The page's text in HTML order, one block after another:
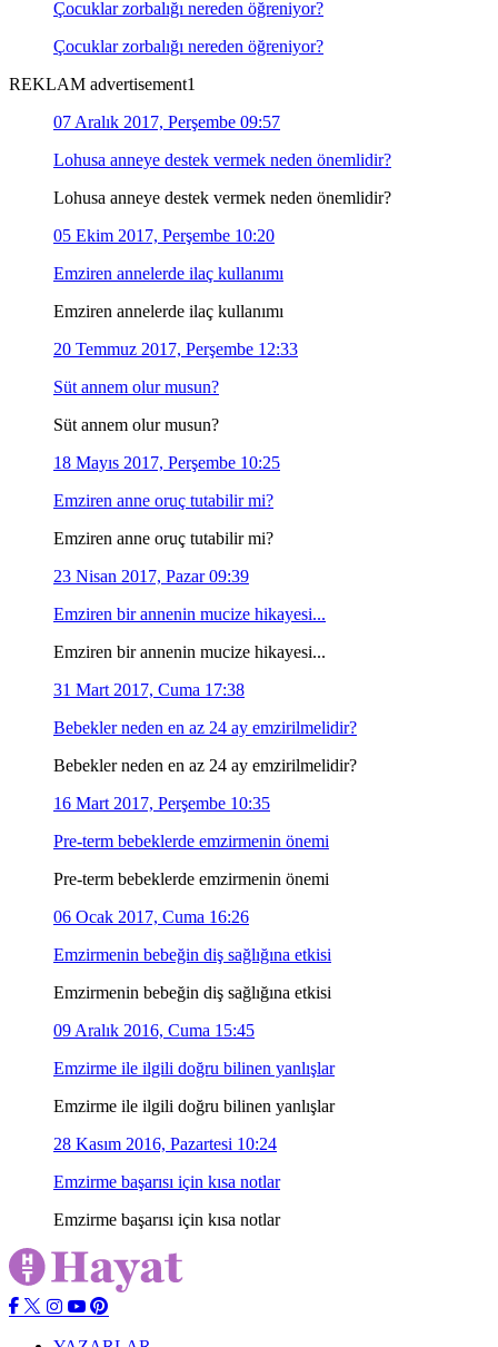
Çocuklar zorbalığı nereden öğreniyor?
Çocuklar zorbalığı nereden öğreniyor?
REKLAM advertisement1
07 Aralık 2017, Perşembe 09:57
Lohusa anneye destek vermek neden önemlidir?
Lohusa anneye destek vermek neden önemlidir?
05 Ekim 2017, Perşembe 10:20
Emziren annelerde ilaç kullanımı
Emziren annelerde ilaç kullanımı
20 Temmuz 2017, Perşembe 12:33
Süt annem olur musun?
Süt annem olur musun?
18 Mayıs 2017, Perşembe 10:25
Emziren anne oruç tutabilir mi?
Emziren anne oruç tutabilir mi?
23 Nisan 2017, Pazar 09:39
Emziren bir annenin mucize hikayesi...
Emziren bir annenin mucize hikayesi...
31 Mart 2017, Cuma 17:38
Bebekler neden en az 24 ay emzirilmelidir?
Bebekler neden en az 24 ay emzirilmelidir?
16 Mart 2017, Perşembe 10:35
Pre-term bebeklerde emzirmenin önemi
Pre-term bebeklerde emzirmenin önemi
06 Ocak 2017, Cuma 16:26
Emzirmenin bebeğin diş sağlığına etkisi
Emzirmenin bebeğin diş sağlığına etkisi
09 Aralık 2016, Cuma 15:45
Emzirme ile ilgili doğru bilinen yanlışlar
Emzirme ile ilgili doğru bilinen yanlışlar
28 Kasım 2016, Pazartesi 10:24
Emzirme başarısı için kısa notlar
Emzirme başarısı için kısa notlar